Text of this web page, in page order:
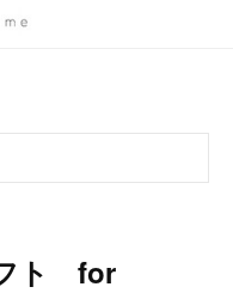
ト for